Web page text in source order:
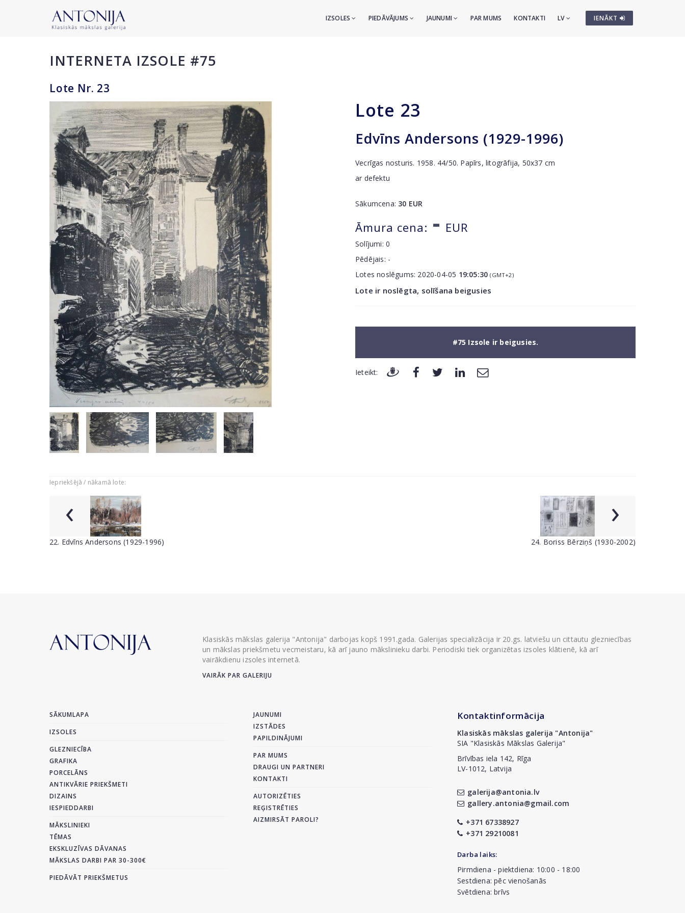
IENĀKT
IZSOLES PIEDĀVĀJUMS JAUNUMI PAR MUMS KONTAKTI LV
INTERNETA IZSOLE #75
Lote Nr. 23
Lote 23
Edvīns Andersons (1929-1996)
Vecrīgas nosturis. 1958. 44/50. Papīrs, litogrāfija, 50x37 cm
ar defektu
Sākumcena: 30 EUR
Āmura cena: - EUR
Solījumi:0
Pēdējais: -
Lotes noslēgums: 2020-04-05 19:05:30 (GMT+2)
Lote ir noslēgta, solīšana beigusies
#75 Izsole ir beigusies.
Ieteikt:
Iepriekšējā / nākamā lote:
‹
22. Edvīns Andersons (1929-1996)
›
24. Boriss Bērziņš (1930-2002)
Klasiskās mākslas galerija "Antonija" darbojas kopš 1991.gada. Galerijas specializācija ir 20.gs. latviešu un cittautu glezniecības
un mākslas priekšmetu vecmeistaru, kā arī jauno mākslinieku darbi. Periodiski tiek organizētas izsoles klātienē, kā arī
vairākdienu izsoles internetā.
VAIRĀK PAR GALERIJU
SĀKUMLAPA
IZSOLES
GLEZNIECĪBA
GRAFIKA
PORCELĀNS
ANTIKVĀRIE PRIEKŠMETI
DIZAINS
IESPIEDDARBI
MĀKSLINIEKI
TĒMAS
EKSKLUZĪVAS DĀVANAS
MĀKSLAS DARBI PAR 30-300€
PIEDĀVĀT PRIEKŠMETUS
JAUNUMI
IZSTĀDES
PAPILDINĀJUMI
PAR MUMS
DRAUGI UN PARTNERI
KONTAKTI
AUTORIZĒTIES
REĢISTRĒTIES
AIZMIRSĀT PAROLI?
Kontaktinformācija
Klasiskās mākslas galerija "Antonija"
SIA "Klasiskās Mākslas Galerija"
Brīvības iela 142, Rīga
LV-1012, Latvija
galerija@antonia.lv
gallery.antonia@gmail.com
+371 67338927
+371 29210081
Darba laiks:
Pirmdiena - piektdiena: 10:00 - 18:00
Sestdiena: pēc vienošanās
Svētdiena: brīvs